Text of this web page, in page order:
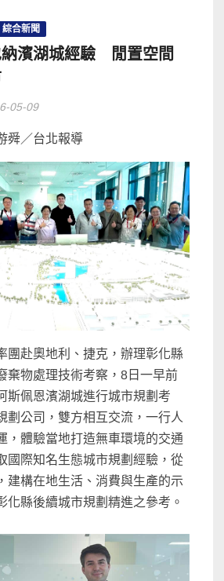
綜合新聞
濱湖城經驗 閒置空間
05-09
舜／台北報導
團赴奧地利、捷克，辦理彰化縣
棄物處理技術考察，8日一早前
斯佩恩濱湖城進行城市規劃考
劃公司，雙方相互交流，一行人
，體驗當地打造無車環境的交通
國際知名生態城市規劃經驗，從
建構在地生活、消費與生產的示
化縣後續城市規劃精進之參考。